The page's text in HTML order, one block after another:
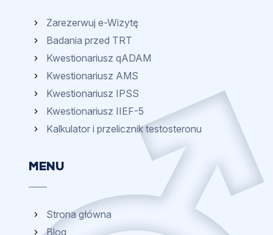
Zarezerwuj e-Wizytę
Badania przed TRT
Kwestionariusz qADAM
Kwestionariusz AMS
Kwestionariusz IPSS
Kwestionariusz IIEF-5
Kalkulator i przelicznik testosteronu
MENU
Strona główna
Blog